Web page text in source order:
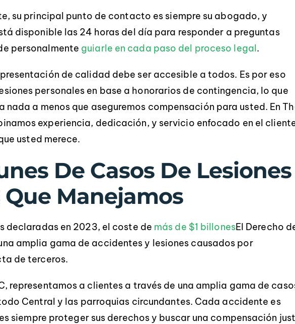
su principal punto de contacto es siempre su abogado, y
disponible las 24 horas del día para responder a preguntas
personalmente guiarle en cada paso del proceso legal.
de calidad debe ser accesible a todos. Es por eso
personales en base a honorarios de contingencia, lo que
a menos que aseguremos compensación para usted. En
experiencia, dedicación, y servicio enfocado en el
usted merece.
De Casos De Lesiones
Manejamos
declaradas en 2023, el coste de más de $1 billonesEl Derecho
amplia gama de accidentes y lesiones causados por
de terceros.
representamos a clientes a través de una amplia gama de
Central y las parroquias circundantes. Cada accidente es
siempre proteger sus derechos y buscar una compensación